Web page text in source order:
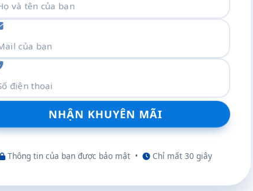
Thông tin của bạn được bảo mật • Chỉ mất 30 giây